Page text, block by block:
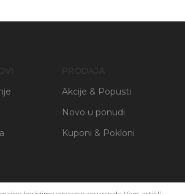
Akcije & Popusti
Novo u ponudi
Kuponi & Pokloni